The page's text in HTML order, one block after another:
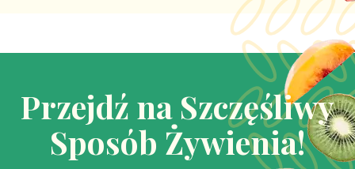
Przejdź na Szczęśliwy
Sposób Żywienia!